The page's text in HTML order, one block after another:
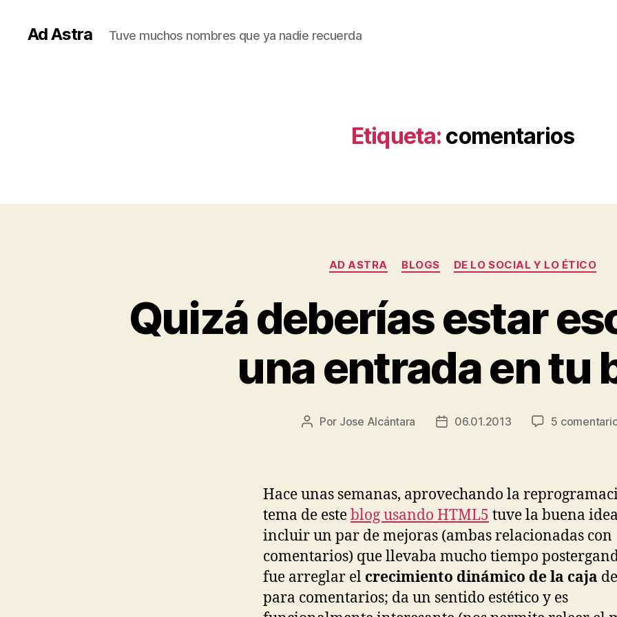
Ad Astra Tuve muchos nombres que ya nadie recuerda
Etiqueta: comentarios
Categorías
AD ASTRA BLOGS DE LO SOCIAL Y LO ÉTICO
Quizá deberías estar
una entrada en tu
Autor
Por Jose Alcántara
Fecha06.01.2013 5
Hace unas semanas, aprovechando la
tema de esteblog usando HTML5 tuve la buena
incluir un par de mejoras (ambas relacionadas con
comentarios) que llevaba mucho tiempo
fue arreglar el crecimiento dinámico de la caja
para comentarios; da un sentido estético y es